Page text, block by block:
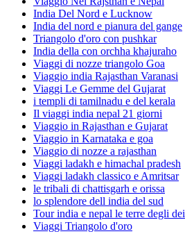
India Del Nord e Lucknow
India del nord e pianura del gange
Triangolo d'oro con pushkar
India della con orchha khajuraho
Viaggi di nozze triangolo Goa
Viaggio india Rajasthan Varanasi
Viaggi Le Gemme del Gujarat
i templi di tamilnadu e del kerala
Il viaggi india nepal 21 giorni
Viaggio in Rajasthan e Gujarat
Viaggio in Karnataka e goa
Viaggio di nozze a rajasthan
Viaggi ladakh e himachal pradesh
Viaggi ladakh classico e Amritsar
le tribali di chattisgarh e orissa
lo splendore dell india del sud
Tour india e nepal le terre degli dei
Viaggi Triangolo d'oro